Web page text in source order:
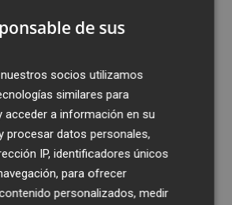
de 2.990 gatos
debe tener la identidad del club;
y, cuando tengamos que sufrir,
de sus
socios utilizamos
similares para
acceder a información en su
procesar datos personales,
IP, identificadores únicos
para ofrecer
personalizados, medir